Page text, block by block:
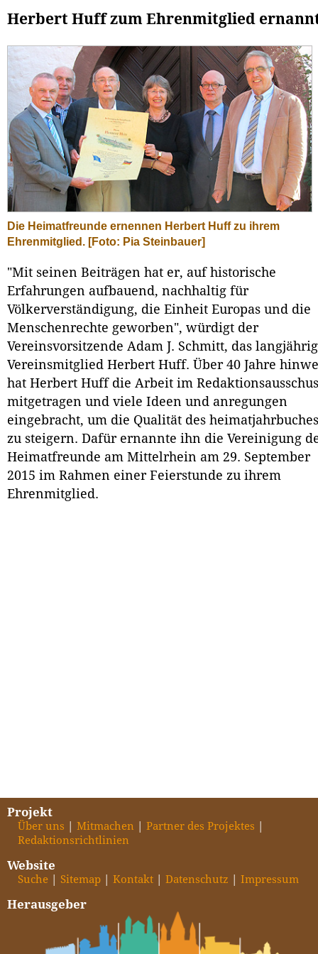
Herbert Huff zum Ehrenmitglied
Die Heimatfreunde ernennen Herbert Huff zu ihrem
Ehrenmitglied. [Foto: Pia Steinbauer]
"Mit seinen Beiträgen hat er, auf historische
Erfahrungen aufbauend, nachhaltig für
Völkerverständigung, die Einheit Europas und die
Menschenrechte geworben", würdigt der
Vereinsvorsitzende Adam J. Schmitt, das
Vereinsmitglied Herbert Huff. Über 40 Jahre
hat Herbert Huff die Arbeit im
mitgetragen und viele Ideen und anregungen
eingebracht, um die Qualität des heimatjahrbuches
zu steigern. Dafür ernannte ihn die Vereinigung
Heimatfreunde am Mittelrhein am 29. September
2015 im Rahmen einer Feierstunde zu ihrem
Ehrenmitglied.
Projekt
Über uns Mitmachen
Partner des Projektes
Redaktionsrichtlinien
Website
Suche Sitemap Kontakt Datenschutz Impressum
Herausgeber